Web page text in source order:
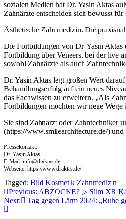
sozialen Medien hat Dr. Yasin Aktas
Zahnärzte entscheiden sich bewusst
Ästhetische Zahnmedizin: Die
Die Fortbildungen von Dr. Yasin Aktas
Fortbildung über Veneers, bei der live
sowohl Zahnärzte als auch
Dr. Yasin Aktas legt großen Wert
Behandlungserfolg auf ein neues
das Fachwissen zu erweitern. „Als
Fortbildungen möchten wir neue Wege
Sie sind Zahnarzt oder Zahntechniker
(https://www.smilearchitecture.de/)
Pressekontakt:
Dr. Yasin Aktas
E-Mail: info@draktas.de
Webseite: https://www.draktas.de/
Tagged: Bild Kosmetik Zahnmedizin
Beitragsnavigation
Previous: ABZOCKE? ▷ Slim XR
Next:
Tag gegen Lärm 2024: „Ruhe